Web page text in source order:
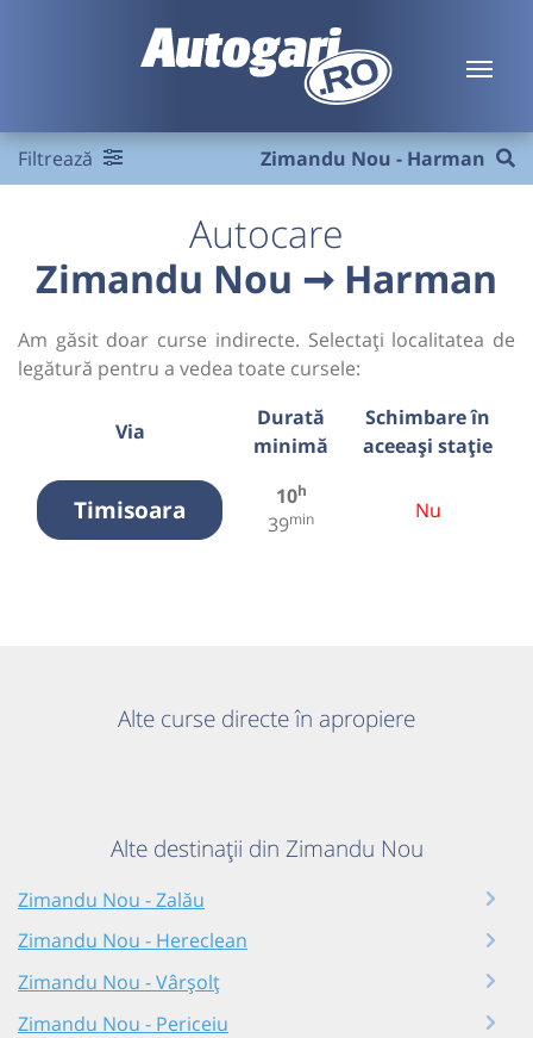
Filtrează Zimandu Nou - Harman
Autocare
Zimandu Nou ➞ Harman
Am găsit doar curse indirecte. Selectați localitatea de
legătură pentru a vedea toate cursele:
Via
Durată
minimă
Schimbare în
aceeași stație
Timisoara 10h
39min Nu
Alte curse directe în apropiere
Alte destinații din Zimandu Nou
Zimandu Nou - Zalău
Zimandu Nou - Hereclean
Zimandu Nou - Vârșolț
Zimandu Nou - Periceiu